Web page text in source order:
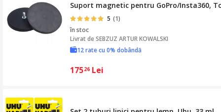
Suport magnetic pentru GoPro/Insta360,
5 (1)
în stoc
Livrat deSEBZUZ ARTUR KOWALSKI
12 rate cu 0% dobândă
17526 Lei